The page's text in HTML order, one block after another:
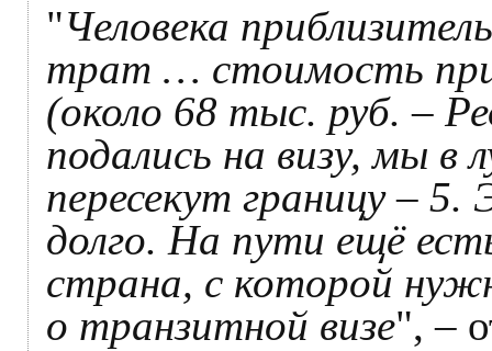
"Человека
трат … стоимость
(около 68 тыс. руб. –
подались на визу, мы в
пересекут границу –
долго. На пути ещё
страна, с которой
о транзитной визе", –